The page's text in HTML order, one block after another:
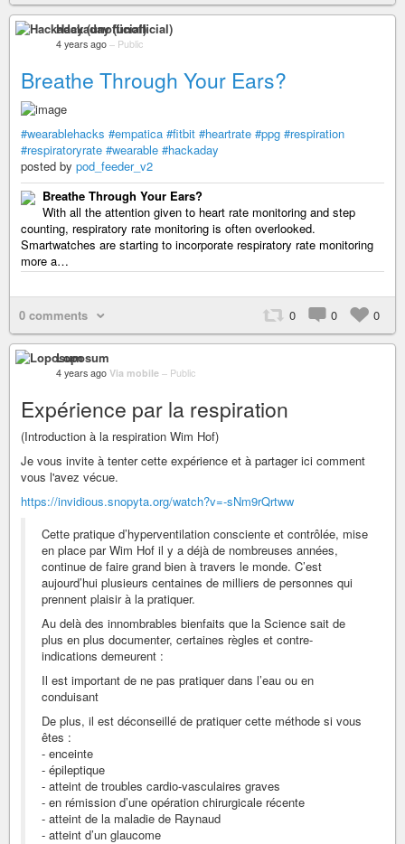
Hackaday (unofficial)
4 years ago – Public
Breathe Through Your Ears?
#wearablehacks #empatica #fitbit #heartrate #ppg #respiration
#respiratoryrate #wearable #hackaday
posted by pod_feeder_v2
Breathe Through Your Ears?
With all the attention given to heart rate monitoring and step
counting, respiratory rate monitoring is often overlooked.
Smartwatches are starting to incorporate respiratory rate monitoring
more a…
0 comments 0 0 0
Loposum
4 years ago Via mobile – Public
Expérience par la respiration
(Introduction à la respiration Wim Hof)
Je vous invite à tenter cette expérience et à partager ici comment
vous l'avez vécue.
https://invidious.snopyta.org/watch?v=-sNm9rQrtww
Cette pratique d’hyperventilation consciente et contrôlée, mise
en place par Wim Hof il y a déjà de nombreuses années,
continue de faire grand bien à travers le monde. C’est
aujourd’hui plusieurs centaines de milliers de personnes qui
prennent plaisir à la pratiquer.
Au delà des innombrables bienfaits que la Science sait de
plus en plus documenter, certaines règles et contre-
indications demeurent :
Il est important de ne pas pratiquer dans l’eau ou en
conduisant
De plus, il est déconseillé de pratiquer cette méthode si vous
êtes :
- enceinte
- épileptique
- atteint de troubles cardio-vasculaires graves
- en rémission d’une opération chirurgicale récente
- atteint de la maladie de Raynaud
- atteint d’un glaucome